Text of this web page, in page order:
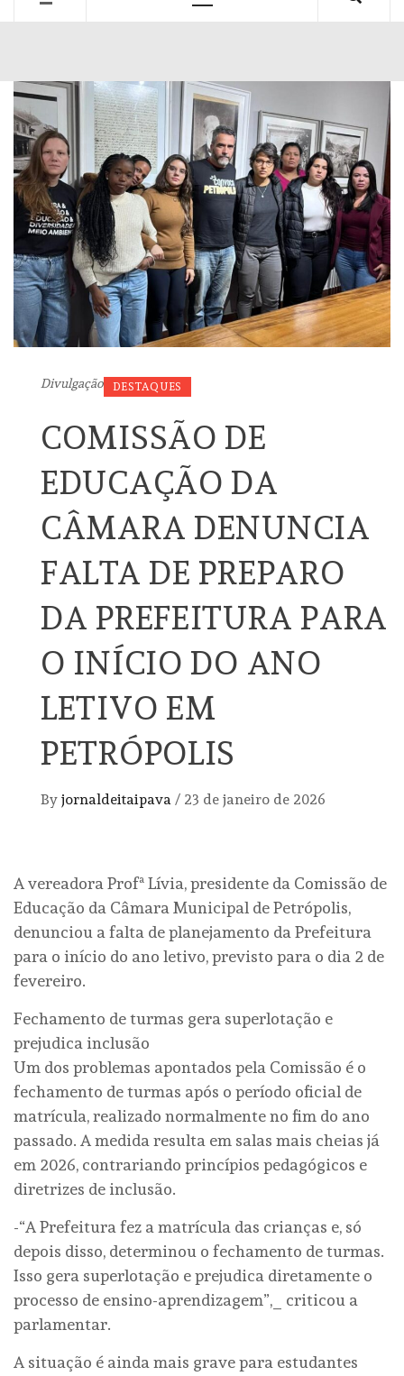
Divulgação DESTAQUES
COMISSÃO DE
EDUCAÇÃO DA
CÂMARA DENUNCIA
FALTA DE PREPARO
DA PREFEITURA PARA
O INÍCIO DO ANO
LETIVO EM
PETRÓPOLIS
By jornaldeitaipava / 23 de janeiro de 2026
A vereadora Profª Lívia, presidente da Comissão de
Educação da Câmara Municipal de Petrópolis,
denunciou a falta de planejamento da Prefeitura
para o início do ano letivo, previsto para o dia 2 de
fevereiro.
Fechamento de turmas gera superlotação e
prejudica inclusão
Um dos problemas apontados pela Comissão é o
fechamento de turmas após o período oficial de
matrícula, realizado normalmente no fim do ano
passado. A medida resulta em salas mais cheias já
em 2026, contrariando princípios pedagógicos e
diretrizes de inclusão.
-“A Prefeitura fez a matrícula das crianças e, só
depois disso, determinou o fechamento de turmas.
Isso gera superlotação e prejudica diretamente o
processo de ensino-aprendizagem”,_ criticou a
parlamentar.
A situação é ainda mais grave para estudantes